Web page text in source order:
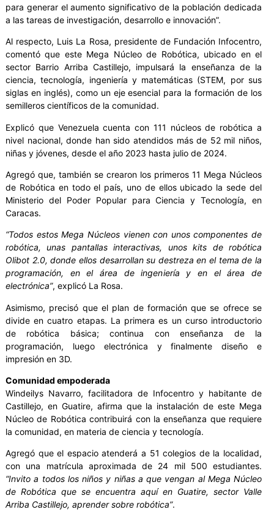
para generar el aumento significativo de la población dedicada
a las tareas de investigación, desarrollo e innovación”.
Al respecto, Luis La Rosa, presidente de Fundación Infocentro,
comentó que este Mega Núcleo de Robótica, ubicado en el
sector Barrio Arriba Castillejo, impulsará la enseñanza de la
ciencia, tecnología, ingeniería y matemáticas (STEM, por sus
siglas en inglés), como un eje esencial para la formación de los
semilleros científicos de la comunidad.
Explicó que Venezuela cuenta con 111 núcleos de robótica a
nivel nacional, donde han sido atendidos más de 52 mil niños,
niñas y jóvenes, desde el año 2023 hasta julio de 2024.
Agregó que, también se crearon los primeros 11 Mega Núcleos
de Robótica en todo el país, uno de ellos ubicado la sede del
Ministerio del Poder Popular para Ciencia y Tecnología, en
Caracas.
“Todos estos Mega Núcleos vienen con unos componentes de
robótica, unas pantallas interactivas, unos kits de robótica
Olibot 2.0, donde ellos desarrollan su destreza en el tema de la
programación, en el área de ingeniería y en el área de
electrónica”, explicó La Rosa.
Asimismo, precisó que el plan de formación que se ofrece se
divide en cuatro etapas. La primera es un curso introductorio
de robótica básica; continua con enseñanza de la
programación, luego electrónica y finalmente diseño e
impresión en 3D.
Comunidad empoderada
Windeilys Navarro, facilitadora de Infocentro y habitante de
Castillejo, en Guatire, afirma que la instalación de este Mega
Núcleo de Robótica contribuirá con la enseñanza que requiere
la comunidad, en materia de ciencia y tecnología.
Agregó que el espacio atenderá a 51 colegios de la localidad,
con una matrícula aproximada de 24 mil 500 estudiantes.
“Invito a todos los niños y niñas a que vengan al Mega Núcleo
de Robótica que se encuentra aquí en Guatire, sector Valle
Arriba Castillejo, aprender sobre robótica”.